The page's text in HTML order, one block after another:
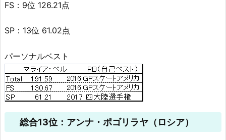
FS：9位 126.21点
SP：13位 61.02点
パーソナルベスト
総合13位：アンナ・ポゴリラヤ（ロシア）